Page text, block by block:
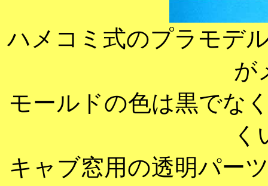
ハメコミ式のプラモデ
が
モールドの色は黒でな
く
キャブ窓用の透明パー